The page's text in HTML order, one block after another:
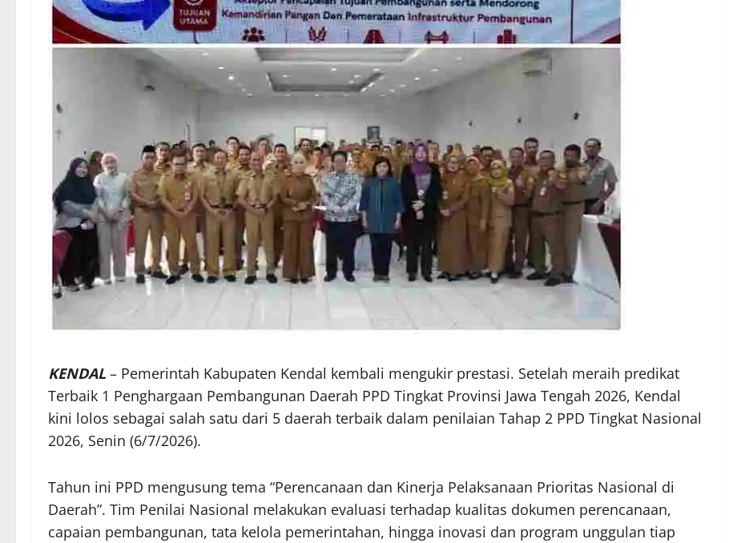
KENDAL – Pemerintah Kabupaten Kendal kembali mengukir prestasi. Setelah meraih predikat
Terbaik 1 Penghargaan Pembangunan Daerah PPD Tingkat Provinsi Jawa Tengah 2026, Kendal
kini lolos sebagai salah satu dari 5 daerah terbaik dalam penilaian Tahap 2 PPD Tingkat Nasional
2026, Senin (6/7/2026).
Tahun ini PPD mengusung tema “Perencanaan dan Kinerja Pelaksanaan Prioritas Nasional di
Daerah”. Tim Penilai Nasional melakukan evaluasi terhadap kualitas dokumen perencanaan,
capaian pembangunan, tata kelola pemerintahan, hingga inovasi dan program unggulan tiap